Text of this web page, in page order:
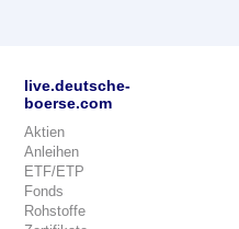
live.deutsche-
boerse.com
Aktien
Anleihen
ETF/ETP
Fonds
Rohstoffe